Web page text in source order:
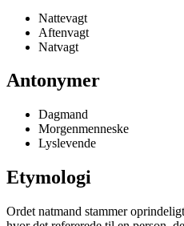
Nattevagt
Aftenvagt
Natvagt
Antonymer
Dagmand
Morgenmenneske
Lyslevende
Etymologi
Ordet natmand stammer